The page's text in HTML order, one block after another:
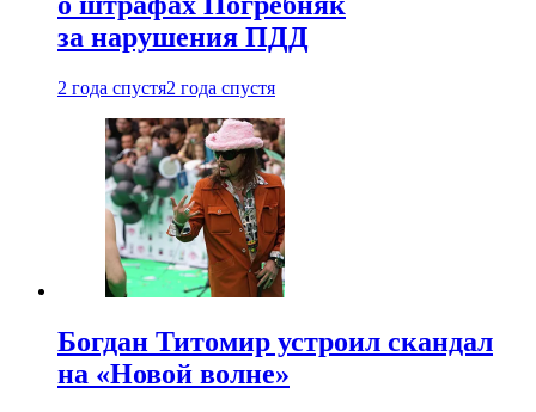
за нарушения ПДД
2 года спустя2 года спустя
Богдан Титомир устроил скандал
на «Новой волне»